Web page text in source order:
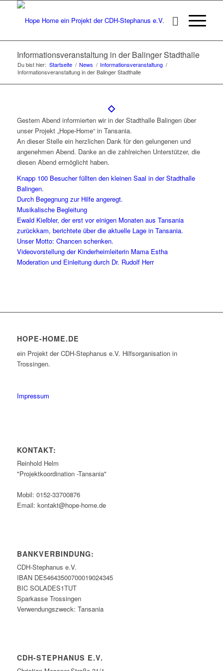
Informationsveranstaltung in der Balinger Stadthalle
Du bist hier: Startseite / News / Informationsveranstaltung /
Informationsveranstaltung in der Balinger Stadthalle
Gestern Abend informierten wir in der Stadthalle Balingen über
unser Projekt „Hope-Home“ in Tansania.
An dieser Stelle ein herzlichen Dank für den gelungenen und
angenehmen Abend. Danke an die zahlreichen Unterstützer, die
diesen Abend ermöglicht haben.
Knapp 100 Besucher füllten den kleinen Saal in der Stadthalle
Balingen.
Durch Begegnung zur Hilfe angeregt.
Musikalische Begleitung
Ewald Kielbler, der erst vor einigen Monaten aus Tansania
zurückkam, berichtete über die aktuelle Lage in Tansania.
Unser Motto: Chancen schenken.
Videovorstellung der Kinderheimleiterin Mama Estha
Moderation und Einleitung durch Dr. Rudolf Herr
HOPE-HOME.DE
ein Projekt der CDH-Stephanus e.V. Hilfsorganisation in
Trossingen.
Impressum
KONTAKT:
Reinhold Helm
"Projektkoordination -Tansania"
Mobil: 0152-33700876
Email: kontakt@hope-home.de
BANKVERBINDUNG:
CDH-Stephanus e.V.
IBAN DE54643500700019024345
BIC SOLADES1TUT
Sparkasse Trossingen
Verwendungszweck: Tansania
CDH-STEPHANUS E.V.